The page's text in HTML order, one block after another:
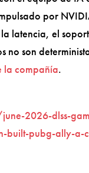
por
latencia, el
son
la compañía.
2026-dlss-
pubg-ally-a-